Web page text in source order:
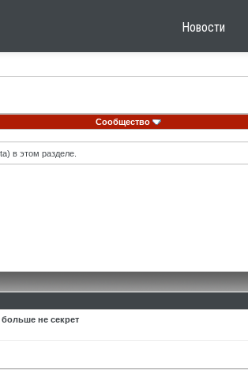
Новости
Сообщество
в этом разделе.
не секрет